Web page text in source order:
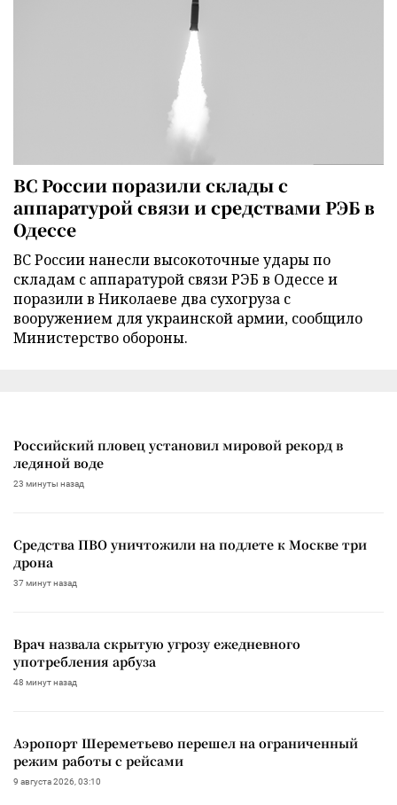
ВС России поразили склады с
аппаратурой связи и средствами РЭБ в
Одессе
ВС России нанесли высокоточные удары по
складам с аппаратурой связи РЭБ в Одессе и
поразили в Николаеве два сухогруза с
вооружением для украинской армии, сообщило
Министерство обороны.
Российский пловец установил мировой рекорд в
ледяной воде
23 минуты назад
Средства ПВО уничтожили на подлете к Москве три
дрона
37 минут назад
Врач назвала скрытую угрозу ежедневного
употребления арбуза
48 минут назад
Аэропорт Шереметьево перешел на ограниченный
режим работы с рейсами
9 августа 2026, 03:10